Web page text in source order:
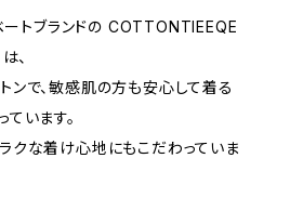
ートブランドの COTTONTIEEQE
、
ンで、敏感肌の方も安心して着る
います。
クな着け心地にもこだわっていま